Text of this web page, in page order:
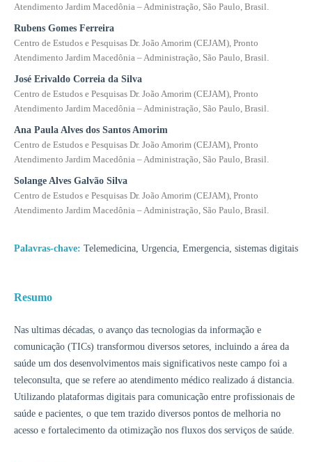
Atendimento Jardim Macedônia – Administração, São Paulo, Brasil.
Rubens Gomes Ferreira
Centro de Estudos e Pesquisas Dr. João Amorim (CEJAM), Pronto
Atendimento Jardim Macedônia – Administração, São Paulo, Brasil.
José Erivaldo Correia da Silva
Centro de Estudos e Pesquisas Dr. João Amorim (CEJAM), Pronto
Atendimento Jardim Macedônia – Administração, São Paulo, Brasil.
Ana Paula Alves dos Santos Amorim
Centro de Estudos e Pesquisas Dr. João Amorim (CEJAM), Pronto
Atendimento Jardim Macedônia – Administração, São Paulo, Brasil.
Solange Alves Galvão Silva
Centro de Estudos e Pesquisas Dr. João Amorim (CEJAM), Pronto
Atendimento Jardim Macedônia – Administração, São Paulo, Brasil.
Palavras-chave: Telemedicina, Urgencia, Emergencia, sistemas digitais
Resumo
Nas ultimas décadas, o avanço das tecnologias da informação e
comunicação (TICs) transformou diversos setores, incluindo a área da
saúde um dos desenvolvimentos mais significativos neste campo foi a
teleconsulta, que se refere ao atendimento médico realizado á distancia.
Utilizando plataformas digitais para comunicação entre profissionais de
saúde e pacientes, o que tem trazido diversos pontos de melhoria no
acesso e fortalecimento da otimização nos fluxos dos serviços de saúde.